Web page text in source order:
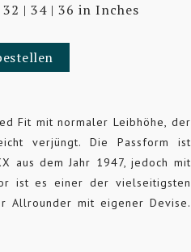
32 | 34 | 36 in Inches
Fit mit normaler Leibhöhe, der
verjüngt. Die Passform ist
aus dem Jahr 1947, jedoch mit
ist es einer der vielseitigsten
Allrounder mit eigener Devise.